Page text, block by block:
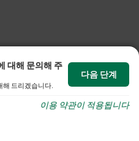
직 기준법에 따라 승인된 제도
등록번호 5513032.
에 관한 중요 정보
법인인 법인 형태의 법률 사무소입니다. 본 사
사용하는 것은 직급을 나타내기 위한 것이며, 이
대해 문의해 주
해 드리겠습니다.
다음 단계
이용 약관이 적용됩니다